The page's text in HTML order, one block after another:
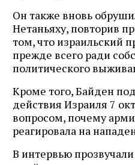
Он также вновь
Нетаньяху, повторив
том, что израильский
прежде всего ради
политического
Кроме того, Байден
действия Израиля 7
вопросом, почему
реагировала на
В интервью